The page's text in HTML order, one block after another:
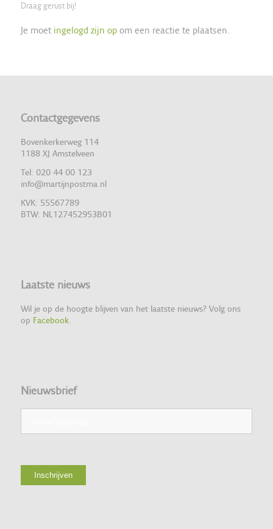
Draag gerust bij!
Je moet ingelogd zijn opom een reactie te plaatsen.
Contactgegevens
Bovenkerkerweg 114
1188 XJ Amstelveen
Tel: 020 44 00 123
info@martijnpostma.nl
KVK: 55567789
BTW: NL127452953B01
Laatste nieuws
Wil je op de hoogte blijven van het laatste nieuws? Volg ons
op Facebook.
Nieuwsbrief